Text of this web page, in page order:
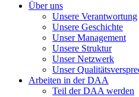
Über uns
Unsere Verantwortung
Unsere Geschichte
Unser Management
Unsere Struktur
Unser Netzwerk
Unser
Arbeiten in der DAA
Teil der DAA werden